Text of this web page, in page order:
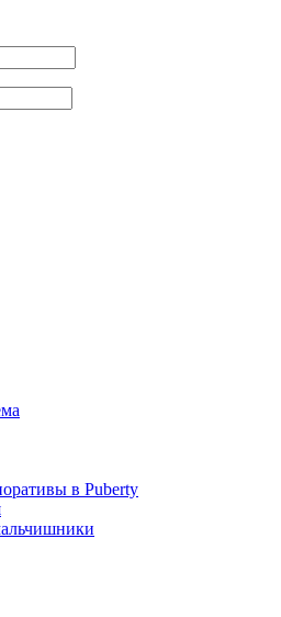
в Puberty